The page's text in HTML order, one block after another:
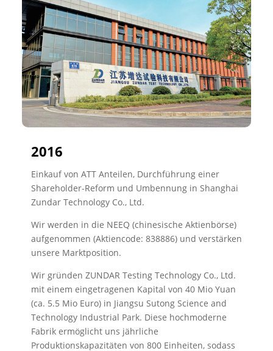
2016
Einkauf von ATT Anteilen, Durchführung einer
Shareholder-Reform und Umbennung in Shanghai
Zundar Technology Co., Ltd.
Wir werden in die NEEQ (chinesische Aktienbörse)
aufgenommen (Aktiencode: 838886) und verstärken
unsere Marktposition.
Wir gründen ZUNDAR Testing Technology Co., Ltd.
mit einem eingetragenen Kapital von 40 Mio Yuan
(ca. 5.5 Mio Euro) in Jiangsu Sutong Science and
Technology Industrial Park. Diese hochmoderne
Fabrik ermöglicht uns jährliche
Produktionskapazitäten von 800 Einheiten, sodass